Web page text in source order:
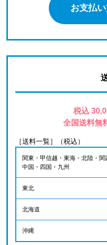
お支払
税込
全国送料無
［送料一覧］（税込）
関東・甲信越・東海・北陸・関
中国・四国・九州
東北
北海道
沖縄